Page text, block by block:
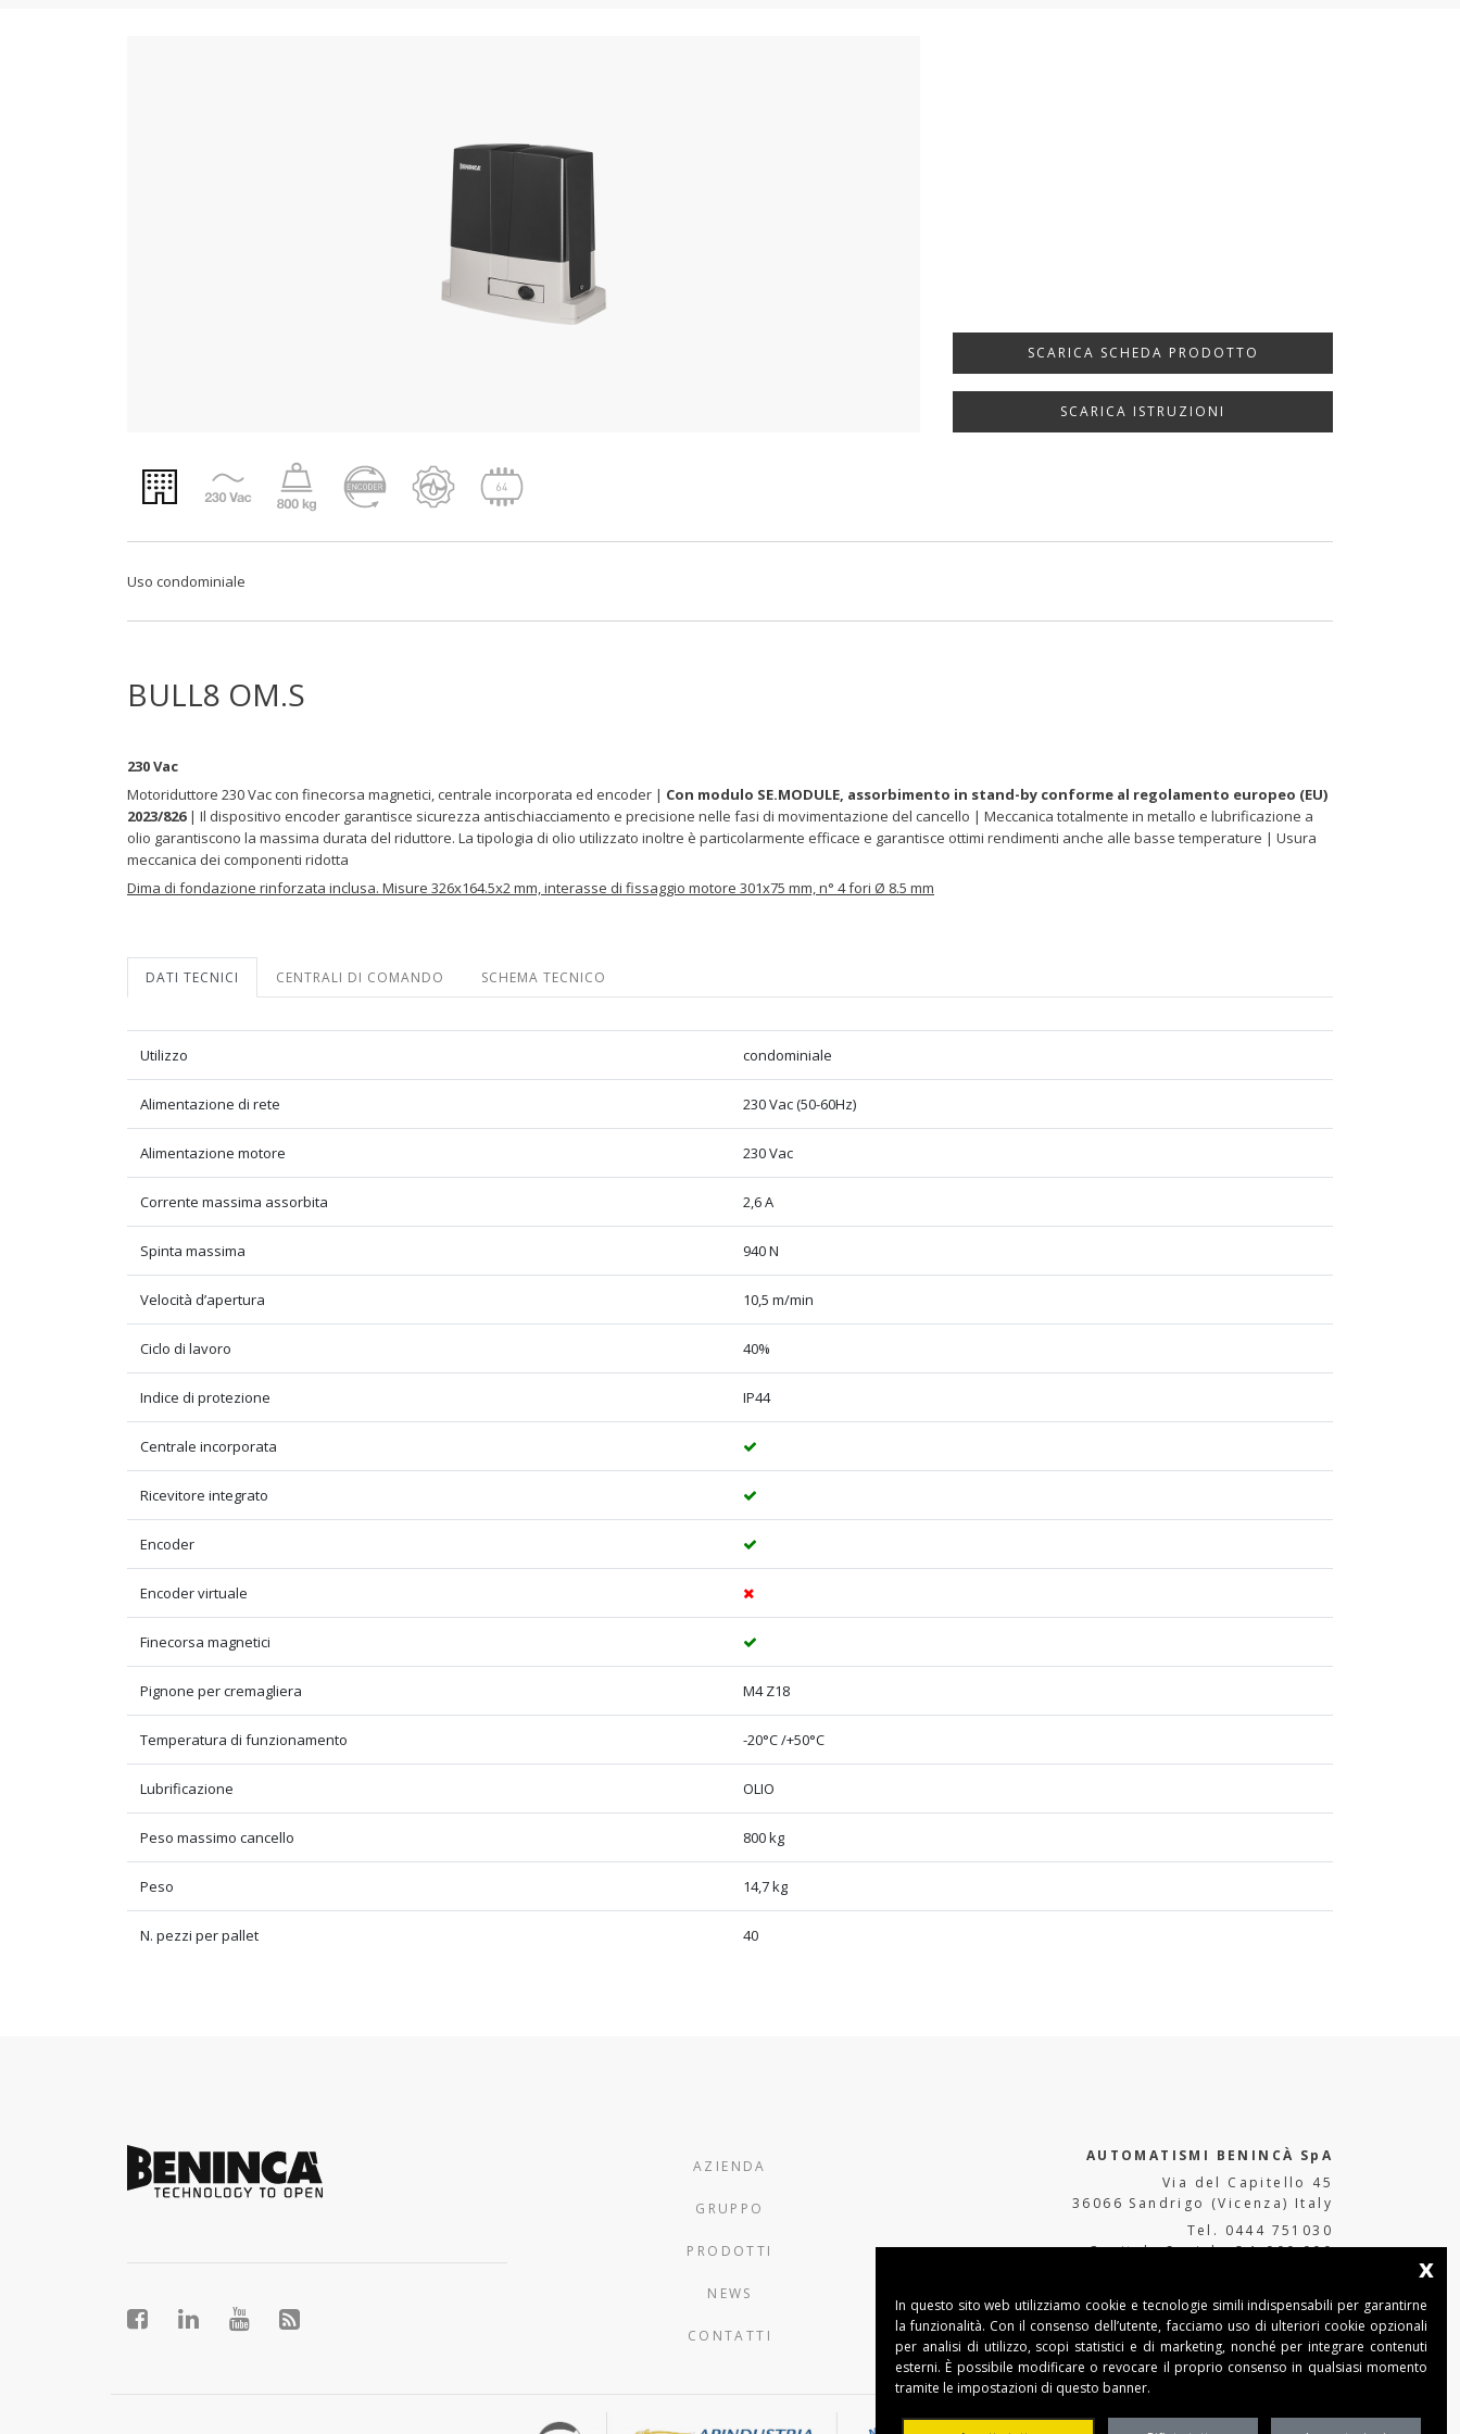
SCARICA SCHEDA PRODOTTO
SCARICA ISTRUZIONI
Uso condominiale
BULL8 OM.S
230 Vac
Motoriduttore 230 Vac con finecorsa magnetici, centrale incorporata ed encoder | Con modulo SE.MODULE, assorbimento in stand-by conforme al regolamento europeo (EU)
2023/826| Il dispositivo encoder garantisce sicurezza antischiacciamento e precisione nelle fasi di movimentazione del cancello | Meccanica totalmente in metallo e lubrificazione a
olio garantiscono la massima durata del riduttore. La tipologia di olio utilizzato inoltre è particolarmente efficace e garantisce ottimi rendimenti anche alle basse temperature | Usura
meccanica dei componenti ridotta
Dima di fondazione rinforzata inclusa. Misure 326x164.5x2 mm, interasse di fissaggio motore 301x75 mm, n° 4 fori Ø 8.5 mm
DATI TECNICI CENTRALI DI COMANDO SCHEMA TECNICO
Utilizzo condominiale
Alimentazione di rete 230 Vac (50-60Hz)
Alimentazione motore 230 Vac
Corrente massima assorbita 2,6 A
Spinta massima 940 N
Velocità d’apertura 10,5 m/min
Ciclo di lavoro 40%
Indice di protezione IP44
Centrale incorporata
Ricevitore integrato
Encoder
Encoder virtuale
Finecorsa magnetici
Pignone per cremagliera M4 Z18
Temperatura di funzionamento -20°C /+50°C
Lubrificazione OLIO
Peso massimo cancello 800 kg
Peso 14,7 kg
N. pezzi per pallet 40
AZIENDA
GRUPPO
PRODOTTI
NEWS
CONTATTI
AUTOMATISMI BENINCÀ SpA
Via del Capitello 45
36066 Sandrigo (Vicenza) Italy
Tel. 0444 751030
Capitale Sociale € 1.000.000
CF e P.IVA (IT) 02054090242
x
In questo sito web utilizziamo cookie e tecnologie simili indispensabili per garantirne
la funzionalità. Con il consenso dell’utente, facciamo uso di ulteriori cookie opzionali
per analisi di utilizzo, scopi statistici e di marketing, nonché per integrare contenuti
esterni. È possibile modificare o revocare il proprio consenso in qualsiasi momento
tramite le impostazioni di questo banner.